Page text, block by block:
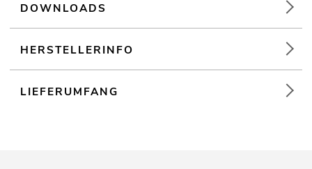
DOWNLOADS
HERSTELLERINFO
LIEFERUMFANG